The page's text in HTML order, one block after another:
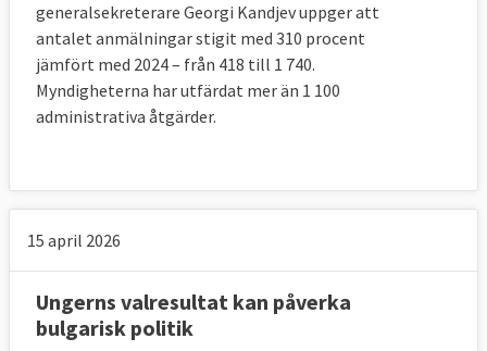
generalsekreterare Georgi Kandjev uppger att
antalet anmälningar stigit med 310 procent
jämfört med 2024 – från 418 till 1 740.
Myndigheterna har utfärdat mer än 1 100
administrativa åtgärder.
15 april 2026
Ungerns valresultat kan påverka
bulgarisk politik